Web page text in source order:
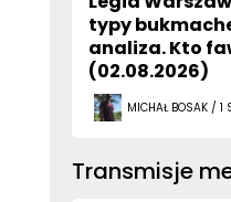
typy
analiza. Kto
(02.08.2026)
MICHAŁ BOSAK / 1
Transmisje